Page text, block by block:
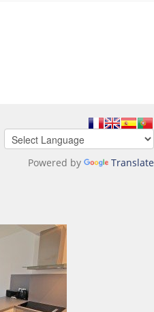
Powered by Translate